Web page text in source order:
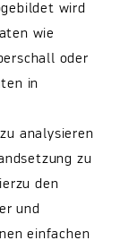
wird
wie
oder
in
analysieren
zu
den
und
einfachen